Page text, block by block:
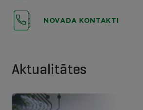
NOVADA KONTAKTI
Aktualitātes